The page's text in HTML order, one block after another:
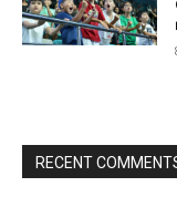
RECENT